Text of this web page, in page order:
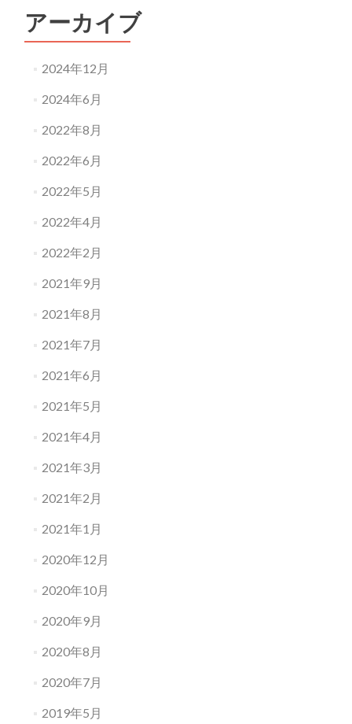
アーカイブ
2024年12月
2024年6月
2022年8月
2022年6月
2022年5月
2022年4月
2022年2月
2021年9月
2021年8月
2021年7月
2021年6月
2021年5月
2021年4月
2021年3月
2021年2月
2021年1月
2020年12月
2020年10月
2020年9月
2020年8月
2020年7月
2019年5月